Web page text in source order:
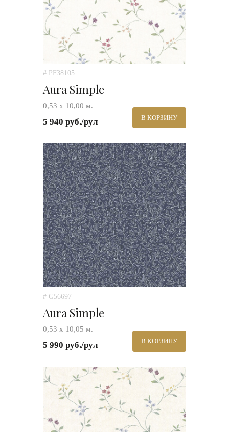
# PF38105
Aura Simple
0,53 х 10,00 м.
5 940 руб./рул В КОРЗИНУ
# G56697
Aura Simple
0,53 х 10,05 м.
5 990 руб./рул В КОРЗИНУ